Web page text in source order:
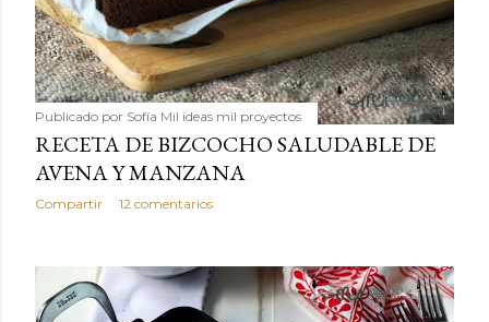
Publicado por Sofía Mil ideas mil proyectos
RECETA DE BIZCOCHO SALUDABLE DE
AVENA Y MANZANA
Compartir 12 comentarios